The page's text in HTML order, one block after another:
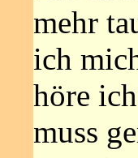
mehr
ich
höre
muss